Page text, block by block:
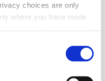
choices are only
where you have made
- Themen-Specials
größer, kantiger und ist
Wir haben uns das